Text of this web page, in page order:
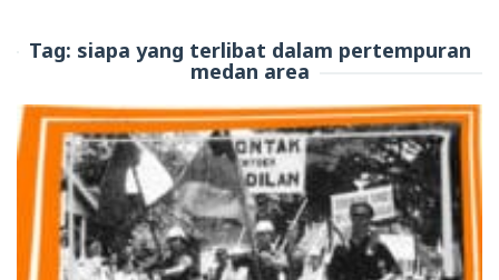
Tag: siapa yang terlibat dalam pertempuran
medan area